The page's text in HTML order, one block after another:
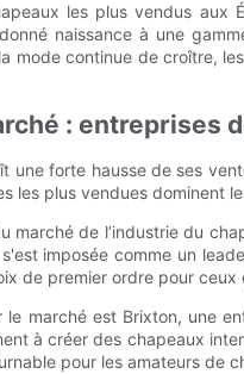
les plus vendus
naissance à une
mode continue de croître,
: entreprises
une forte hausse de ses
les plus vendues dominent
marché de l’industrie du
imposée comme un
de premier ordre pour
le marché est Brixton, une
à créer des chapeaux
pour les amateurs de